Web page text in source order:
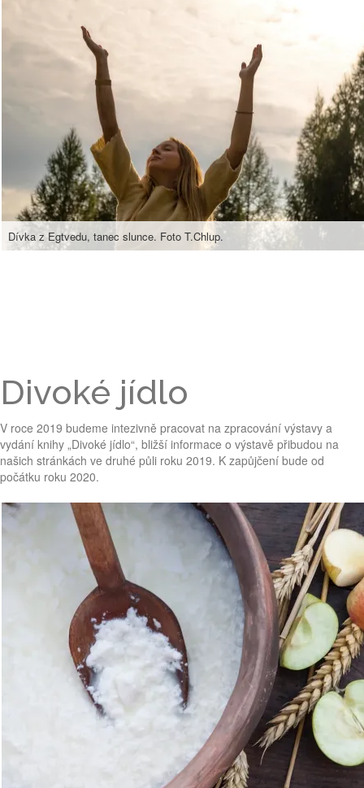
Dívka z Egtvedu, tanec slunce. Foto T.Chlup.
Divoké jídlo
V roce 2019 budeme intezivně pracovat na zpracování výstavy a
vydání knihy „Divoké jídlo“, bližší informace o výstavě přibudou na
našich stránkách ve druhé půli roku 2019. K zapůjčení bude od
počátku roku 2020.